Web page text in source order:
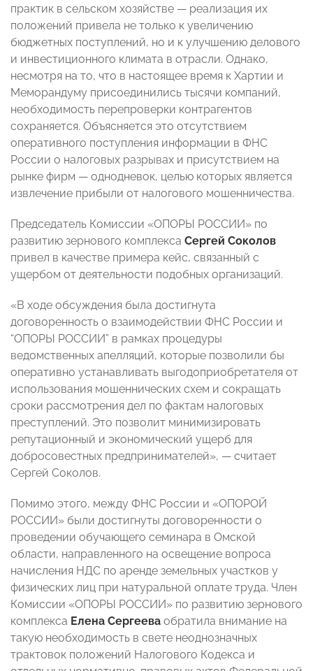
практик в сельском хозяйстве — реализация их
положений привела не только к увеличению
бюджетных поступлений, но и к улучшению делового
и инвестиционного климата в отрасли. Однако,
несмотря на то, что в настоящее время к Хартии и
Меморандуму присоединились тысячи компаний,
необходимость перепроверки контрагентов
сохраняется. Объясняется это отсутствием
оперативного поступления информации в ФНС
России о налоговых разрывах и присутствием на
рынке фирм — однодневок, целью которых является
извлечение прибыли от налогового мошенничества.
Председатель Комиссии «ОПОРЫ РОССИИ» по
развитию зернового комплекса Сергей Соколов
привел в качестве примера кейс, связанный с
ущербом от деятельности подобных организаций.
«В ходе обсуждения была достигнута
договоренность о взаимодействии ФНС России и
“ОПОРЫ РОССИИ” в рамках процедуры
ведомственных апелляций, которые позволили бы
оперативно устанавливать выгодоприобретателя от
использования мошеннических схем и сокращать
сроки рассмотрения дел по фактам налоговых
преступлений. Это позволит минимизировать
репутационный и экономический ущерб для
добросовестных предпринимателей», — считает
Сергей Соколов.
Помимо этого, между ФНС России и «ОПОРОЙ
РОССИИ» были достигнуты договоренности о
проведении обучающего семинара в Омской
области, направленного на освещение вопроса
начисления НДС по аренде земельных участков у
физических лиц при натуральной оплате труда. Член
Комиссии «ОПОРЫ РОССИИ» по развитию зернового
комплекса Елена Сергеева обратила внимание на
такую необходимость в свете неоднозначных
трактовок положений Налогового Кодекса и